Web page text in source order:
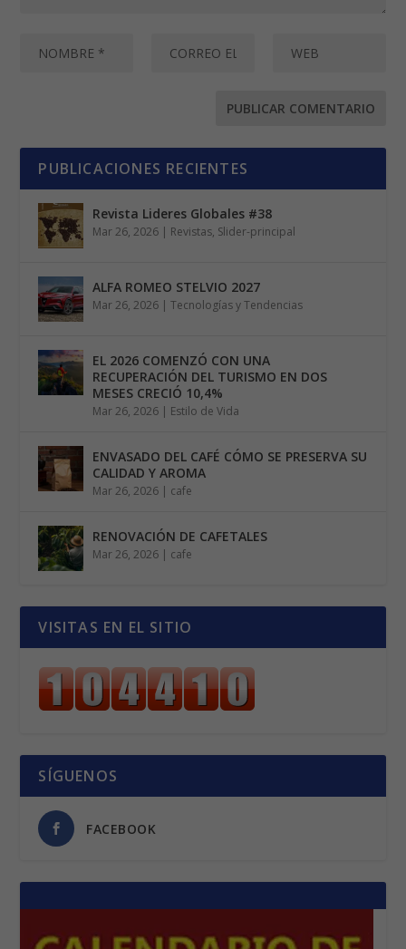
PUBLICACIONES RECIENTES
Revista Lideres Globales #38
Mar 26, 2026 | Revistas, Slider-principal
ALFA ROMEO STELVIO 2027
Mar 26, 2026 |Tecnologías y Tendencias
EL 2026 COMENZÓ CON UNA
RECUPERACIÓN DEL TURISMO EN DOS
MESES CRECIÓ 10,4%
Mar 26, 2026 | Estilo de Vida
ENVASADO DEL CAFÉ CÓMO SE PRESERVA SU
CALIDAD Y AROMA
Mar 26, 2026 | cafe
RENOVACIÓN DE CAFETALES
Mar 26, 2026 | cafe
VISITAS EN EL SITIO
SÍGUENOS
FACEBOOK